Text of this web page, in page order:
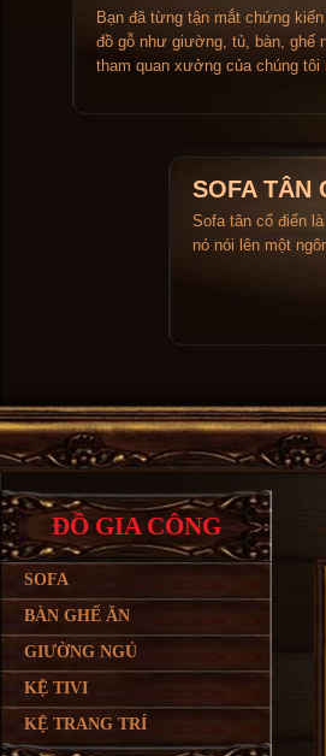
Bạn đã từng tận mắt chứng
đồ gỗ như giường, tủ, bàn, ghế
tham quan xưởng của chúng tôi
SOFA TÂN
Sofa tân cổ điển
nó nói lên một
ĐỒ GIA CÔNG
SOFA
BÀN GHẾ ĂN
GIƯỜNG NGỦ
KỆ TIVI
KỆ TRANG TRÍ